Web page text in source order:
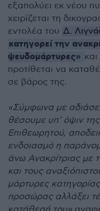
εξαπολύει εκ νέου
χειρίζεται τη
εντολέα του Δ.
κατηγορεί την
ψευδομάρτυρες»
προτίθεται να
σε βάρος της.
«Σύμφωνα με
θέσουμε υπ’ όψιν
Επιθεωρητού,
ενδοιασμό η
άνω Ανακρίτριας με
και τους
μάρτυρες
προσώρας αλλάξει